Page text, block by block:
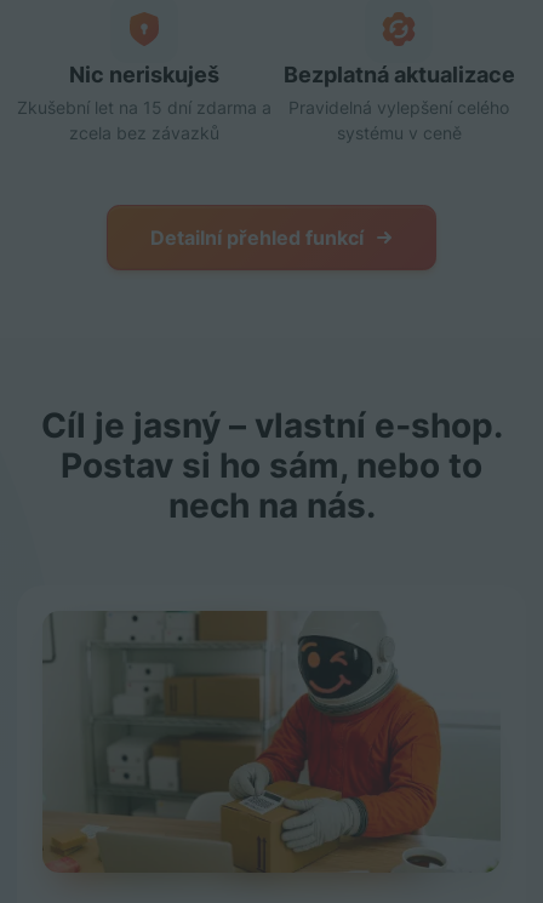
Nic neriskuješ
Zkušební let na 15 dní zdarma a
zcela bez závazků
Bezplatná aktualizace
Pravidelná vylepšení celého
systému v ceně
Detailní přehled funkcí
Cíl je jasný – vlastní e‑shop.
Postav si ho sám, nebo to
nech na nás.